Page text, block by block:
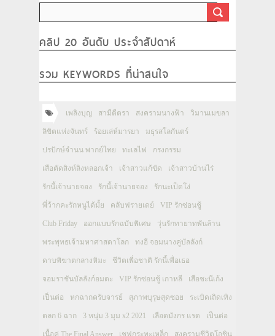
คลิป 20 อันดับ ประจำสัปดาห์
รวม KEYWORDS ที่น่าสนใจ
เพลิงบุญ สามีตีตรา สงครามนางฟ้า วิมานเมขลา
ลิขิตแห่งจันทร์ ร้อยเล่ห์มารยา มธุรสโลกันตร์
ปรปักษ์จำนน พากย์ไทย ทะเลไฟ กรงกรรม
เสือตัดสิงห์ลิงหลอกเจ้า เจ้าสาวแก้ขัด เจ้าสาวบ้านไร่
รักนี้เจ้านายจอง รักนี้เจ้านายจอง รักนะเป็ดโง่
พี่ว้ากคะรักหนูได้มั้ย คลับฟรายเดย์ VIP รักซ่อนชู้
Club Friday ออกแบบรักฉบับพิเศษ วุ่นรักทายาทพันล้าน
พระพุทธเจ้ามหาศาสดาโลก ทงอี จอมนางคู่บัลลังก์
ดาบพิฆาตกลางหิมะ ชีวิตเพื่อชาติ รักนี้เพื่อเธอ
จอมราชันบัลลังก์อมตะ VIP รักซ่อนชู้ เกาหลี เสือชะนีเก้ง
เป็นต่อ หกฉากครับจารย์ สุภาพบุรุษสุดซอย ระเบิดเถิดเทิง
ตลก 6 ฉาก 3 หนุ่ม 3 มุม x2 2021 เลือดมังกร แรด เป็นต่อ
เนื้อคู่ The Final Answer เชฟกระทะเหล็ก สงครามชีวิตโอชิน